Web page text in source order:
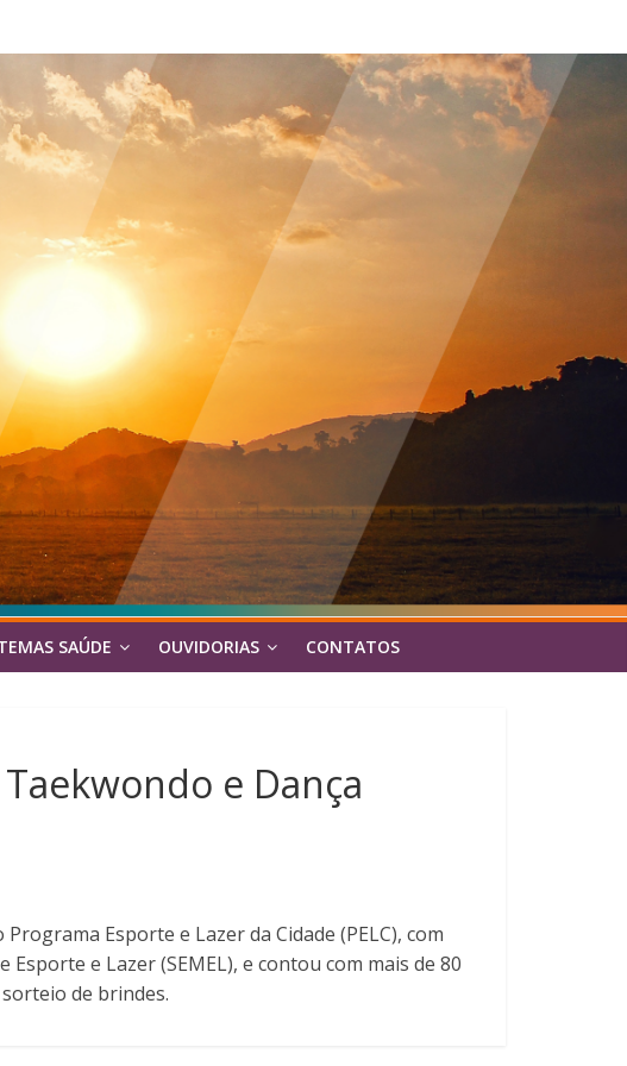
SAÚDE OUVIDORIAS CONTATOS
e Dança
Esporte e Lazer da Cidade (PELC), com
e Lazer (SEMEL), e contou com mais de 80
de brindes.